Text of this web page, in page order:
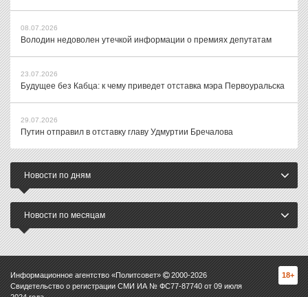
08.07.2026
Володин недоволен утечкой информации о премиях депутатам
23.07.2026
Будущее без Кабца: к чему приведет отставка мэра Первоуральска
29.07.2026
Путин отправил в отставку главу Удмуртии Бречалова
Новости по дням
Новости по месяцам
Информационное агентство «Политсовет» 2000-2026
Свидетельство о регистрации СМИ ИА № ФС77-87740 от 09 июля
18+